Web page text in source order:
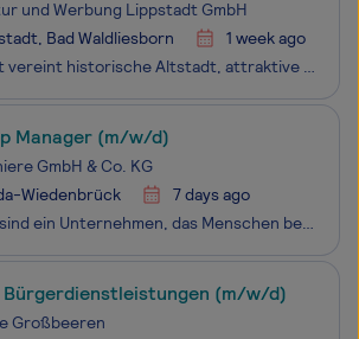
und Werbung Lippstadt GmbH
Bad Waldliesborn
1 week ago
Lippstadt vereint historische Altstadt, attraktive Natur- und Freizeitangebote sowie mit Bad Waldliesborn eines der traditionsreichsten Heilbäder Nordrhein-Westfalens. Die Stadt verfügt über beste Voraussetzungen, um sich als moderne Gesundheits-, Kultur- und Freizeitdestination weiterzuentwickeln.
Manager (m/w/d)
GmbH & Co. KG
Wiedenbrück
7 days ago
Wir, die , sind ein Unternehmen, das Menschen begeistern möchte. Bei uns kannst Du als City-App Manager für »Mein Rheda-Wiedenbrück« Teil eines jungen und modernen Teams werden!lokalpioniere Kreis Gütersloh
Bürgerdienstleistungen (m/w/d)
Großbeeren